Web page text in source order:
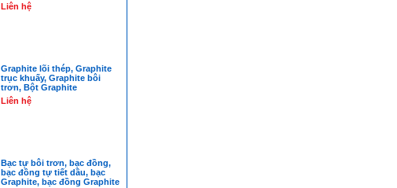
Liên hệ
Graphite lõi thép, Graphite
trục khuấy, Graphite bôi
trơn, Bột Graphite
Liên hệ
Bạc tự bôi trơn, bạc đồng,
bạc đồng tự tiết dầu, bạc
Graphite, bạc đồng Graphite